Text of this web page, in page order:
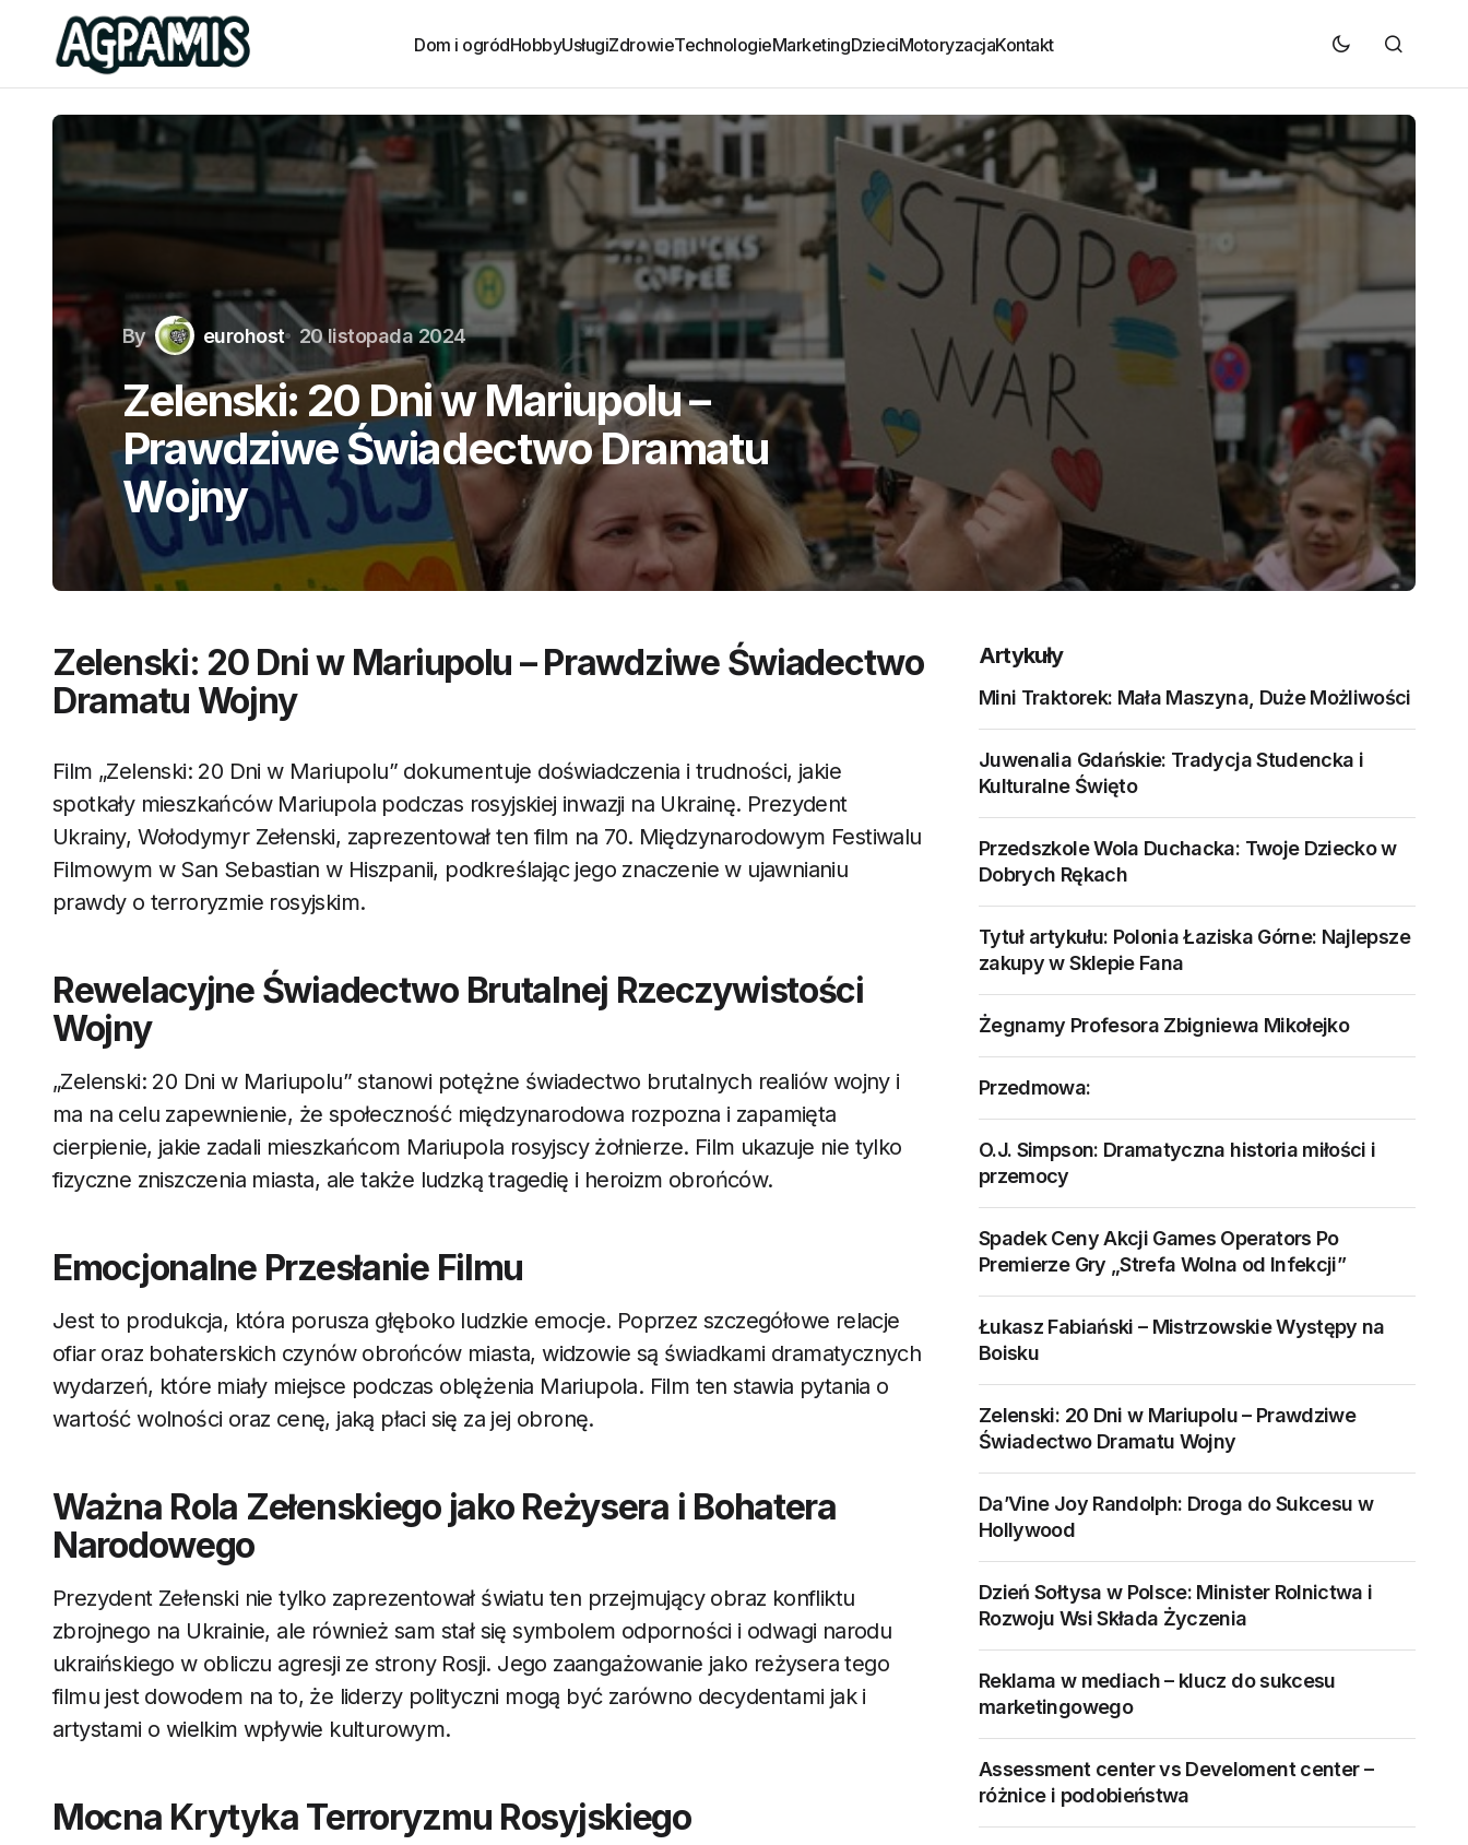
Dom i ogródHobbyUsługiZdrowieTechnologieMarketingDzieciMotoryzacjaKontakt
By eurohost 20 listopada 2024
Zelenski: 20 Dni w Mariupolu –
Prawdziwe Świadectwo Dramatu
Wojny
Zelenski: 20 Dni w Mariupolu – Prawdziwe Świadectwo
Dramatu Wojny
Film „Zelenski: 20 Dni w Mariupolu” dokumentuje doświadczenia i trudności, jakie
spotkały mieszkańców Mariupola podczas rosyjskiej inwazji na Ukrainę. Prezydent
Ukrainy, Wołodymyr Zełenski, zaprezentował ten film na 70. Międzynarodowym Festiwalu
Filmowym w San Sebastian w Hiszpanii, podkreślając jego znaczenie w ujawnianiu
prawdy o terroryzmie rosyjskim.
Rewelacyjne Świadectwo Brutalnej Rzeczywistości
Wojny
„Zelenski: 20 Dni w Mariupolu” stanowi potężne świadectwo brutalnych realiów wojny i
ma na celu zapewnienie, że społeczność międzynarodowa rozpozna i zapamięta
cierpienie, jakie zadali mieszkańcom Mariupola rosyjscy żołnierze. Film ukazuje nie tylko
fizyczne zniszczenia miasta, ale także ludzką tragedię i heroizm obrońców.
Emocjonalne Przesłanie Filmu
Jest to produkcja, która porusza głęboko ludzkie emocje. Poprzez szczegółowe relacje
ofiar oraz bohaterskich czynów obrońców miasta, widzowie są świadkami dramatycznych
wydarzeń, które miały miejsce podczas oblężenia Mariupola. Film ten stawia pytania o
wartość wolności oraz cenę, jaką płaci się za jej obronę.
Ważna Rola Zełenskiego jako Reżysera i Bohatera
Narodowego
Prezydent Zełenski nie tylko zaprezentował światu ten przejmujący obraz konfliktu
zbrojnego na Ukrainie, ale również sam stał się symbolem odporności i odwagi narodu
ukraińskiego w obliczu agresji ze strony Rosji. Jego zaangażowanie jako reżysera tego
filmu jest dowodem na to, że liderzy polityczni mogą być zarówno decydentami jak i
artystami o wielkim wpływie kulturowym.
Mocna Krytyka Terroryzmu Rosyjskiego
Artykuły
Mini Traktorek: Mała Maszyna, Duże Możliwości
Juwenalia Gdańskie: Tradycja Studencka i
Kulturalne Święto
Przedszkole Wola Duchacka: Twoje Dziecko w
Dobrych Rękach
Tytuł artykułu: Polonia Łaziska Górne: Najlepsze
zakupy w Sklepie Fana
Żegnamy Profesora Zbigniewa Mikołejko
Przedmowa:
O.J. Simpson: Dramatyczna historia miłości i
przemocy
Spadek Ceny Akcji Games Operators Po
Premierze Gry „Strefa Wolna od Infekcji”
Łukasz Fabiański – Mistrzowskie Występy na
Boisku
Zelenski: 20 Dni w Mariupolu – Prawdziwe
Świadectwo Dramatu Wojny
Da’Vine Joy Randolph: Droga do Sukcesu w
Hollywood
Dzień Sołtysa w Polsce: Minister Rolnictwa i
Rozwoju Wsi Składa Życzenia
Reklama w mediach – klucz do sukcesu
marketingowego
Assessment center vs Develoment center –
różnice i podobieństwa